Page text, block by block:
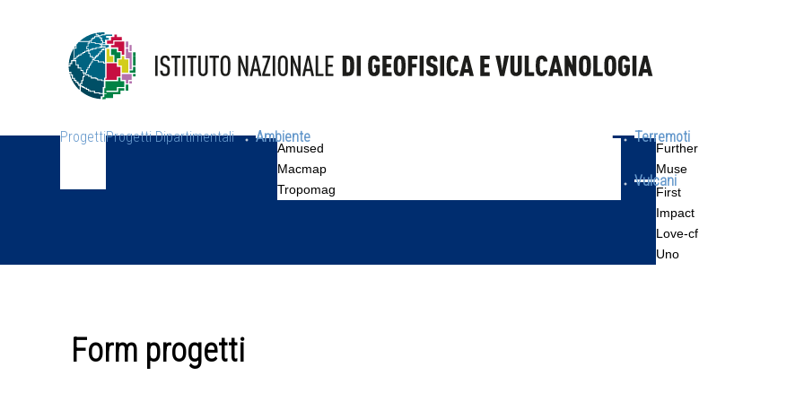
ProgettiProgetti Dipartimentali Ambiente
Amused
Macmap
Tropomag
Terremoti
Further
Muse
Vulcani
First
Impact
Love-cf
Uno
Form progetti